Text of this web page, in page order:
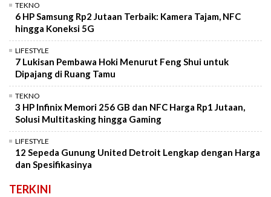
TEKNO
6 HP Samsung Rp2 Jutaan Terbaik: Kamera Tajam, NFC
hingga Koneksi 5G
LIFESTYLE
7 Lukisan Pembawa Hoki Menurut Feng Shui untuk
Dipajang di Ruang Tamu
TEKNO
3 HP Infinix Memori 256 GB dan NFC Harga Rp1 Jutaan,
Solusi Multitasking hingga Gaming
LIFESTYLE
12 Sepeda Gunung United Detroit Lengkap dengan Harga
dan Spesifikasinya
TERKINI